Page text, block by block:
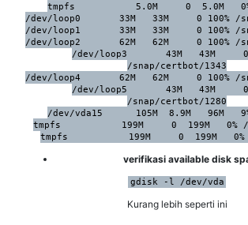
tmpfs           5.0M     0  5.0M
/dev/loop0       33M   33M     0 100% /
/dev/loop1       33M   33M     0 100% /
/dev/loop2       62M   62M     0 100% /
/dev/loop3       43M   43M     0
/snap/certbot/1343
/dev/loop4       62M   62M     0 100% /
/dev/loop5       43M   43M     0
/snap/certbot/1280
/dev/vda15      105M  8.9M   96M
tmpfs           199M     0  199M   0% /
tmpfs           199M     0  199M   0%
verifikasi available disk
gdisk -l /dev/vda
Kurang lebih seperti ini